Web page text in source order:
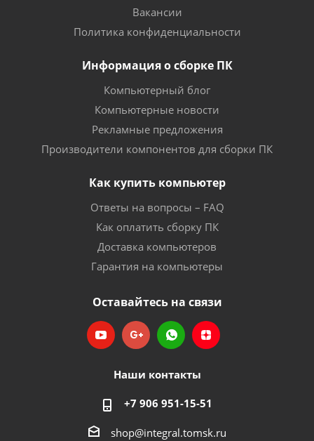
Вакансии
Политика конфиденциальности
Информация о сборке ПК
Компьютерный блог
Компьютерные новости
Рекламные предложения
Производители компонентов для сборки ПК
Как купить компьютер
Ответы на вопросы – FAQ
Как оплатить сборку ПК
Доставка компьютеров
Гарантия на компьютеры
Оставайтесь на связи
Наши контакты
+7 906 951-15-51
shop@integral.tomsk.ru